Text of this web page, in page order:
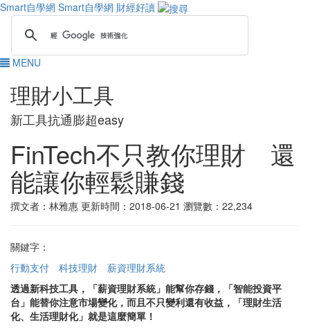
Smart自學網 Smart自學網 財經好讀
MENU
理財小工具
新工具抗通膨超easy
FinTech不只教你理財 還
能讓你輕鬆賺錢
撰文者：林雅惠 更新時間：2018-06-21 瀏覽數：22,234
關鍵字：
行動支付
科技理財
薪資理財系統
透過新科技工具，「薪資理財系統」能幫你存錢，「智能投資平
台」能替你注意市場變化，而且不只變利還有收益，「理財生活
化、生活理財化」就是這麼簡單！